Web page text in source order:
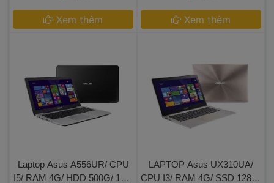
Xem thêm
Laptop Asus A556UR/ CPU
I5/ RAM 4G/ HDD 500G/ 15.6
Xem thêm
LAPTOP Asus UX310UA/
CPU I3/ RAM 4G/ SSD 128G/